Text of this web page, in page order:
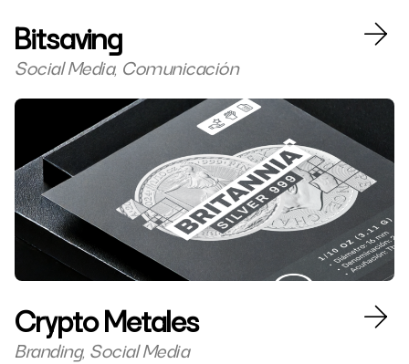
Bitsaving
Social Media, Comunicación
Crypto Metales
Branding, Social Media